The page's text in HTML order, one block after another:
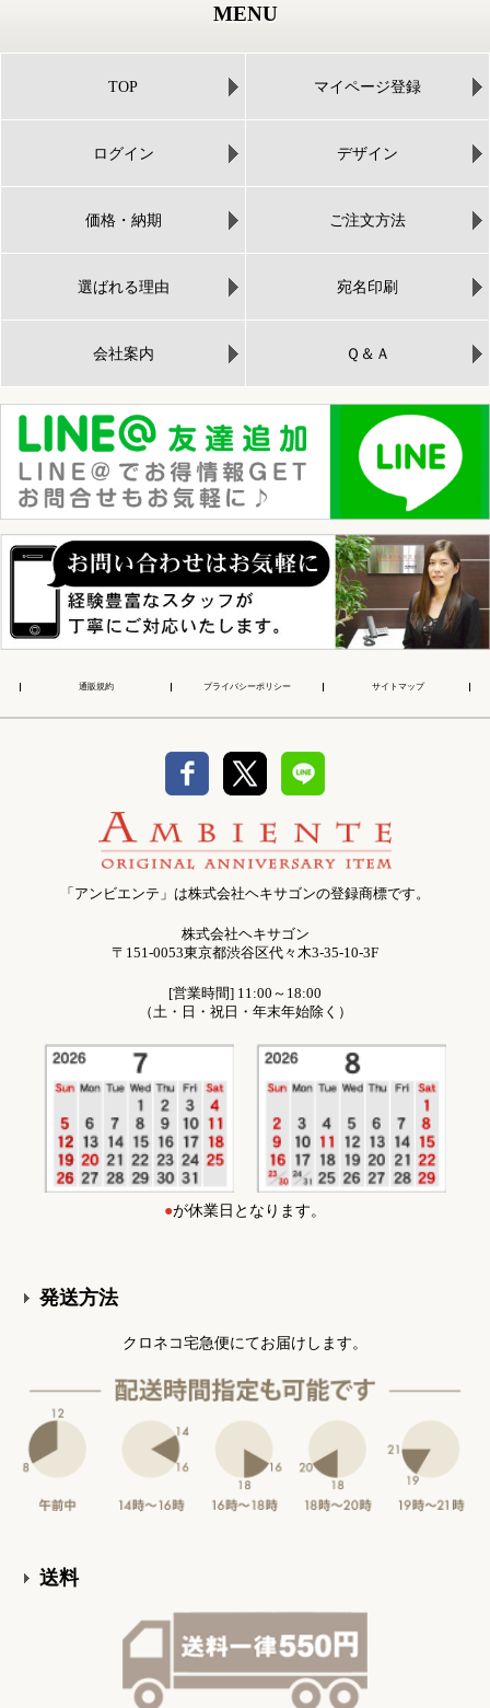
MENU
TOP マイページ登録
ログイン デザイン
価格・納期 ご注文方法
選ばれる理由 宛名印刷
会社案内 Ｑ＆Ａ
通販規約 プライバシーポリシー サイトマップ
「アンビエンテ」は株式会社ヘキサゴンの登録商標です。
株式会社ヘキサゴン
〒151-0053東京都渋谷区代々木3-35-10-3F
[営業時間] 11:00～18:00
（土・日・祝日・年末年始除く）
●が休業日となります。
発送方法
クロネコ宅急便にてお届けします。
送料